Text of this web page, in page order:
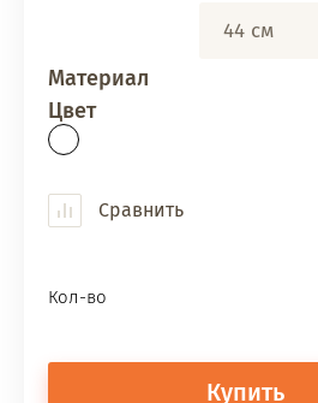
44 см
Материал
Цвет
Сравнить
Кол-во
Купить